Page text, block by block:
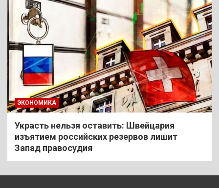
ЭКОНОМИКА
Украсть нельзя оставить: Швейцария
изъятием российских резервов лишит
Запад правосудия